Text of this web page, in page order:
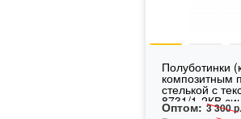
Полуботинки
композитным
стелькой с
8731/1-2КВ
Оптом:3 300 р.